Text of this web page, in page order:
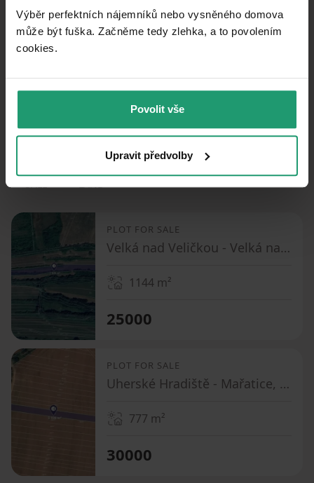
Výběr perfektních nájemníků nebo vysněného domova
může být fuška. Začněme tedy zlehka, a to povolením
cookies.​
Povolit vše
Upravit předvolby
How far to…:
Similar listings
SALE LAND
PLOT FOR SALE
Velká nad Veličkou - Velká nad Veličkou, Jihomoravský Region
1144 m²
25000
PLOT FOR SALE
Uherské Hradiště - Mařatice, Zlínský Region
777 m²
30000